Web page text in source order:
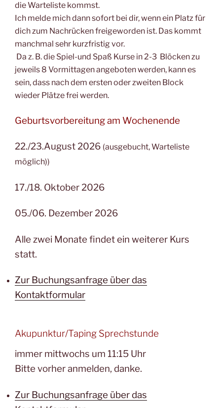
die Warteliste kommst.
Ich melde mich dann sofort bei dir, wenn ein Platz für
dich zum Nachrücken freigeworden ist. Das kommt
manchmal sehr kurzfristig vor.
Da z. B. die Spiel-und Spaß Kurse in 2-3 Blöcken zu
jeweils 8 Vormittagen angeboten werden, kann es
sein, dass nach dem ersten oder zweiten Block
wieder Plätze frei werden.
Geburtsvorbereitung am Wochenende
22./23.August 2026 (ausgebucht, Warteliste
möglich))
17./18. Oktober 2026
05./06. Dezember 2026
Alle zwei Monate findet ein weiterer Kurs
statt.
Zur Buchungsanfrage über das
Kontaktformular
Akupunktur/Taping Sprechstunde
immer mittwochs um 11:15 Uhr
Bitte vorher anmelden, danke.
Zur Buchungsanfrage über das